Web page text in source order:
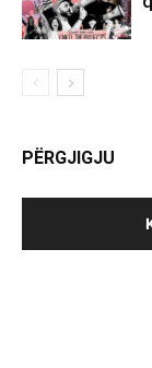
PËRGJIGJU